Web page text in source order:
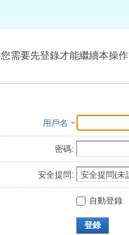
索
您需要先登錄才能繼續本操作
用戶名
密碼:
安全提問:
自動登錄
登錄